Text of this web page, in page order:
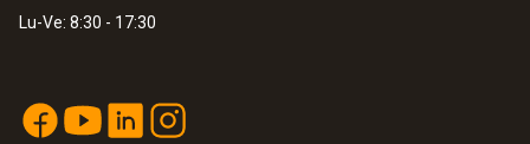
Lu-Ve: 8:30 - 17:30